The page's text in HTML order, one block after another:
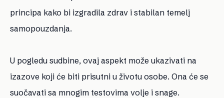
principa kako bi izgradila zdrav i stabilan temelj
samopouzdanja.
U pogledu sudbine, ovaj aspekt može ukazivati na
izazove koji će biti prisutni u životu osobe. Ona će se
suočavati sa mnogim testovima volje i snage.